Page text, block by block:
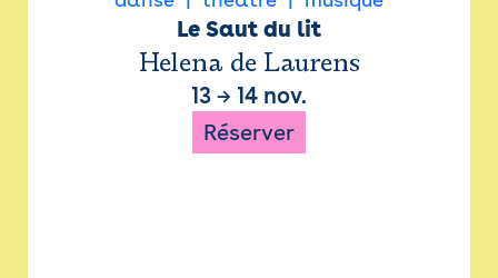
Le Saut du lit
Helena de Laurens
13 → 14 nov.
Réserver